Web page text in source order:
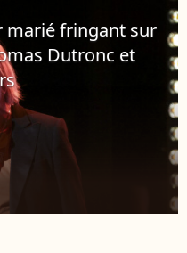
marié fringant sur
Dutronc et